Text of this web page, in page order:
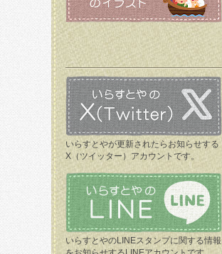
いらすとやが更新されたらお知らせする
X（ツイッター）アカウントです。
いらすとやのLINEスタンプに関する情報